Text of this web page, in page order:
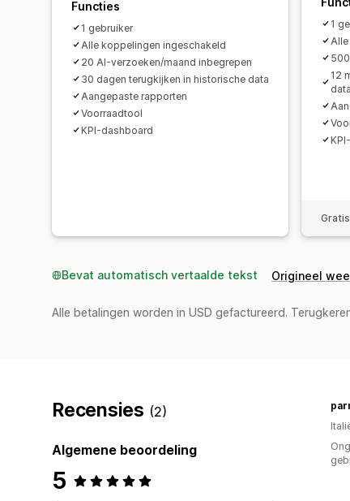
Functies
1 gebruiker
Alle koppelingen ingeschakeld
20 AI-verzoeken/maand inbegrepen
30 dagen terugkijken in historische data
Aangepaste rapporten
Voorraadtool
KPI-dashboard
1
12
data
Bevat automatisch vertaalde tekst Origineel
Alle betalingen worden in USD gefactureerd.
Recensies (2)
Algemene beoordeling
5